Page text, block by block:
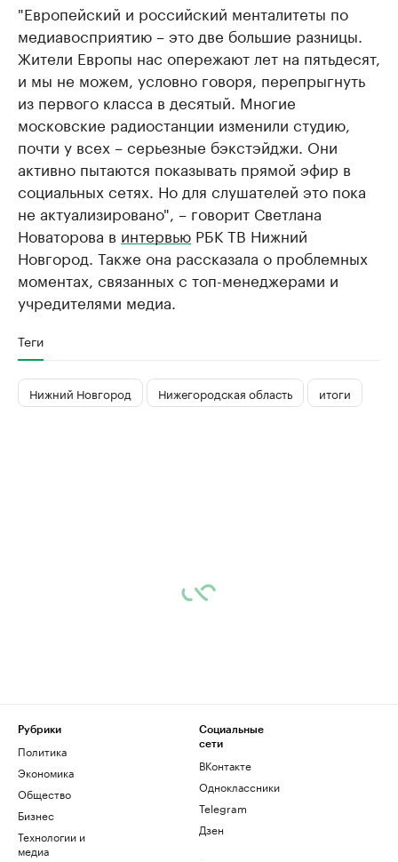
"​Европейский и российский менталитеты по
медиавосприятию – это две большие разницы.
Жители Европы нас опережают лет на пятьдесят,
и мы не можем, условно говоря, перепрыгнуть
из первого класса в десятый. Многие
московские радиостанции изменили студию,
почти у всех – серьезные бэкстэйджи. Они
активно пытаются показывать прямой эфир в
социальных сетях. Но для слушателей это пока
не актуализировано", – говорит Светлана
Новаторова в интервью РБК ТВ Нижний
Новгород. Также она рассказала о проблемных
моментах, связанных с топ-менеджерами и
учредителями медиа.
Теги
Нижний Новгород Нижегородская область итоги
Рубрики
Политика
Экономика
Общество
Бизнес
Технологии и
медиа
Социальные
сети
ВКонтакте
Одноклассники
Telegram
Дзен